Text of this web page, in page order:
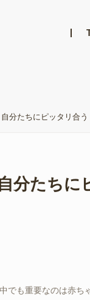
分たちにピッタリ合
分たちに
でも重要なのは赤ち